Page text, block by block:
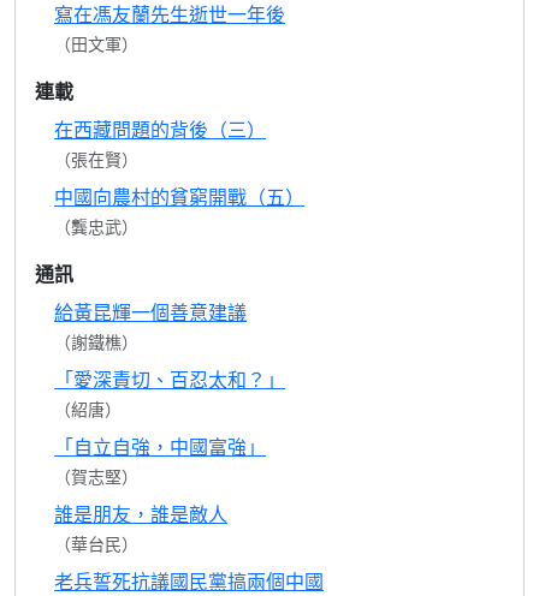
寫在馮友蘭先生逝世一年後
（田文軍）
連載
在西藏問題的背後（三）
（張在賢）
中國向農村的貧窮開戰（五）
（龔忠武）
通訊
給黃昆輝一個善意建議
（謝鐵樵）
「愛深責切、百忍太和？」
（紹唐）
「自立自強，中國富強」
（賀志堅）
誰是朋友，誰是敵人
（華台民）
老兵誓死抗議國民黨搞兩個中國